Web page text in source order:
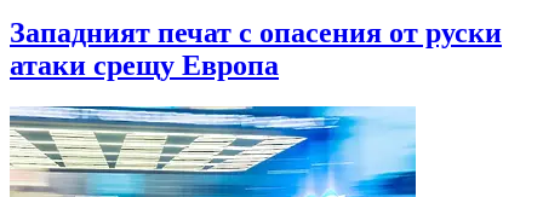
Западният печат с опасения от руски
атаки срещу Европа